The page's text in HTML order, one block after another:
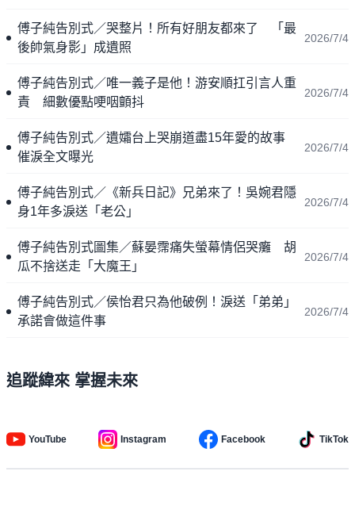
傅子純告別式／哭整片！所有好朋友都來了 「最
後帥氣身影」成遺照
2026/7/4
傅子純告別式／唯一義子是他！游安順扛引言人重
責 細數優點哽咽顫抖
2026/7/4
傅子純告別式／遺孀台上哭崩道盡15年愛的故事
催淚全文曝光
2026/7/4
傅子純告別式／《新兵日記》兄弟來了！吳婉君隱
身1年多淚送「老公」
2026/7/4
傅子純告別式圖集／蘇晏霈痛失螢幕情侶哭癱 胡
瓜不捨送走「大魔王」
2026/7/4
傅子純告別式／侯怡君只為他破例！淚送「弟弟」
承諾會做這件事
2026/7/4
追蹤緯來 掌握未來
YouTube Instagram Facebook TikTok